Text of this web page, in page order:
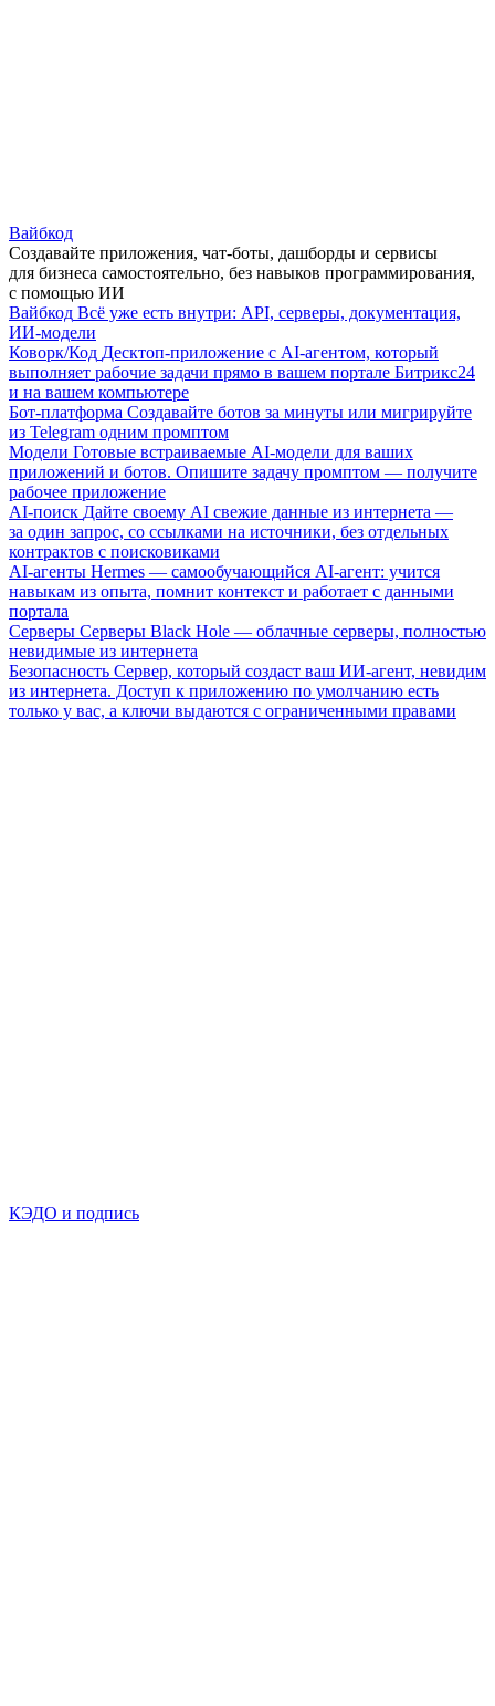
Вайбкод
Создавайте приложения, чат-боты, дашборды и сервисы
для бизнеса самостоятельно, без навыков программирования,
с помощью ИИ
Вайбкод Всё уже есть внутри: API, серверы, документация,
ИИ-модели
Коворк/Код Десктоп-приложение с AI-агентом, который
выполняет рабочие задачи прямо в вашем портале Битрикс24
и на вашем компьютере
Бот-платформа Создавайте ботов за минуты или мигрируйте
из Telegram одним промптом
Модели Готовые встраиваемые AI-модели для ваших
приложений и ботов. Опишите задачу промптом — получите
рабочее приложение
AI-поиск Дайте своему AI свежие данные из интернета —
за один запрос, со ссылками на источники, без отдельных
контрактов с поисковиками
AI-агенты Hermes — самообучающийся AI-агент: учится
навыкам из опыта, помнит контекст и работает с данными
портала
Серверы Серверы Black Hole — облачные серверы, полностью
невидимые из интернета
Безопасность Сервер, который создаст ваш ИИ-агент, невидим
из интернета. Доступ к приложению по умолчанию есть
только у вас, а ключи выдаются с ограниченными правами
КЭДО и подпись